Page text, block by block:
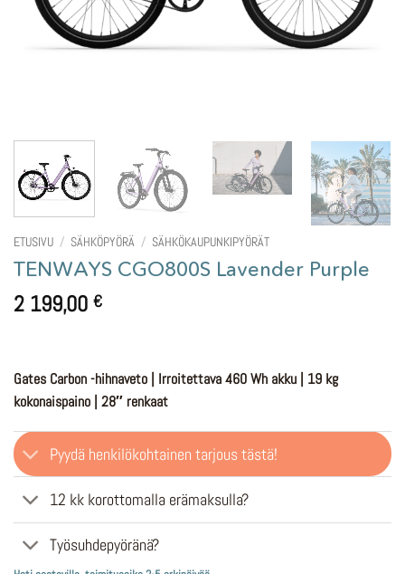
ETUSIVU / SÄHKÖPYÖRÄ / SÄHKÖKAUPUNKIPYÖRÄT
TENWAYS CGO800S Lavender Purple
2 199,00 €
Gates Carbon -hihnaveto | Irroitettava 460 Wh akku | 19 kg
kokonaispaino | 28″ renkaat
Pyydä henkilökohtainen tarjous tästä!
12 kk korottomalla erämaksulla?
Työsuhdepyöränä?